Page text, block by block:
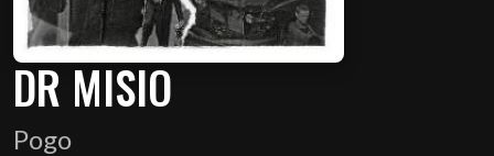
DR MISIO
Pogo